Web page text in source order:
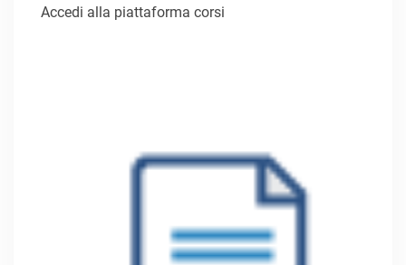
Accedi alla piattaforma corsi